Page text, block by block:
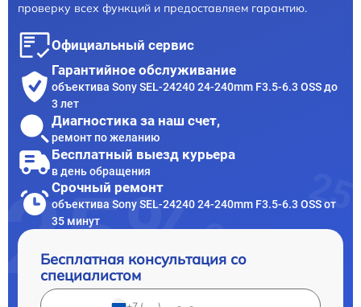
проверку всех функций и предоставляем гарантию.
Официальный сервис
Гарантийное обслуживание
объектива Sony SEL-24240 24-240mm F3.5-6.3 OSS до
3 лет
Диагностика за наш счет,
ремонт по желанию
Бесплатный выезд курьера
в день обращения
Срочный ремонт
объектива Sony SEL-24240 24-240mm F3.5-6.3 OSS от
35 минут
Бесплатная консультация со
специалистом